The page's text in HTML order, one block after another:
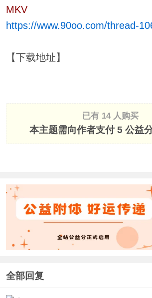
MKV
https://www.90oo.com/thread-
【下载地址】
已有 14 人购买
本主题需向作者支付5 公益
全部回复